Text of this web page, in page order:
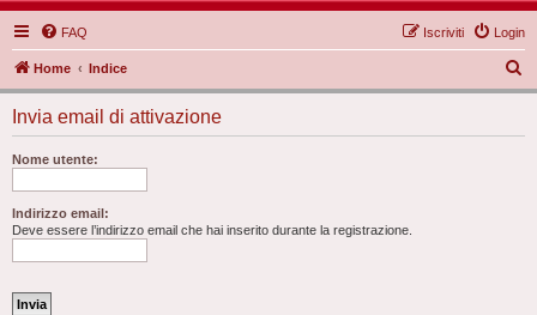
FAQ Login
Iscriviti
Home Indice
e
Invia email di attivazione
Nome utente:
Indirizzo email:
Deve essere l’indirizzo email che hai inserito durante la registrazione.